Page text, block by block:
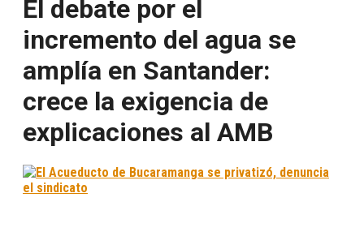
El debate por el
incremento del agua se
amplía en Santander:
crece la exigencia de
explicaciones al AMB